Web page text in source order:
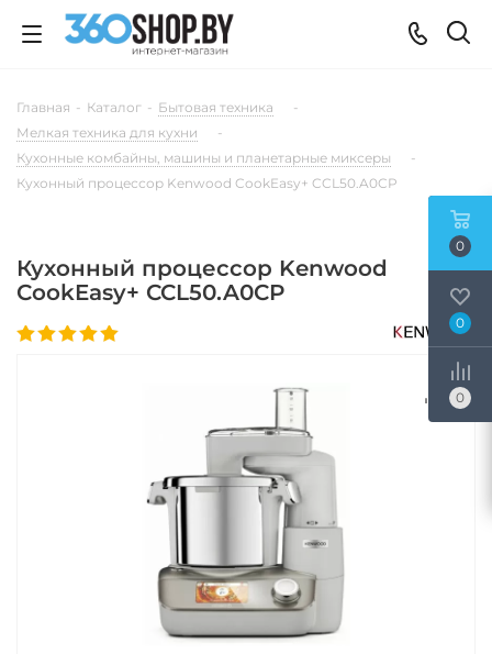
Главная - Каталог - Бытовая техника
-
Мелкая техника для кухни
-
Кухонные комбайны, машины и планетарные миксеры
-
Кухонный процессор Kenwood CookEasy+ CCL50.A0CP
Кухонный процессор Kenwood
CookEasy+ CCL50.A0CP
0
0
0